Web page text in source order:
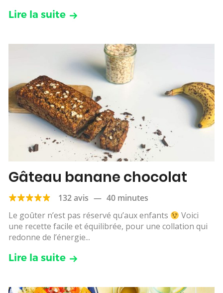
Lire la suite
Gâteau banane chocolat
132 avis — 40 minutes
Le goûter n’est pas réservé qu’aux enfants
Voici
une recette facile et équilibrée, pour une collation qui
redonne de l’énergie...
Lire la suite